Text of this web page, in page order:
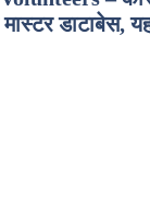
मास्टर डाटाबेस,